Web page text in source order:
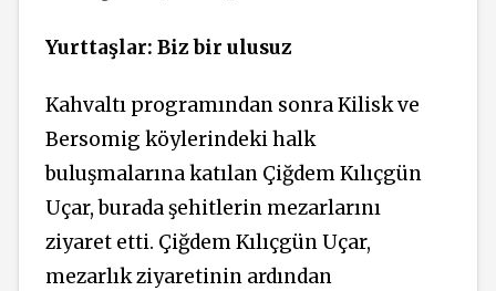
Yurttaşlar: Biz bir ulusuz
Kahvaltı programından sonra Kilisk ve
Bersomig köylerindeki halk
buluşmalarına katılan Çiğdem Kılıçgün
Uçar, burada şehitlerin mezarlarını
ziyaret etti. Çiğdem Kılıçgün Uçar,
mezarlık ziyaretinin ardından